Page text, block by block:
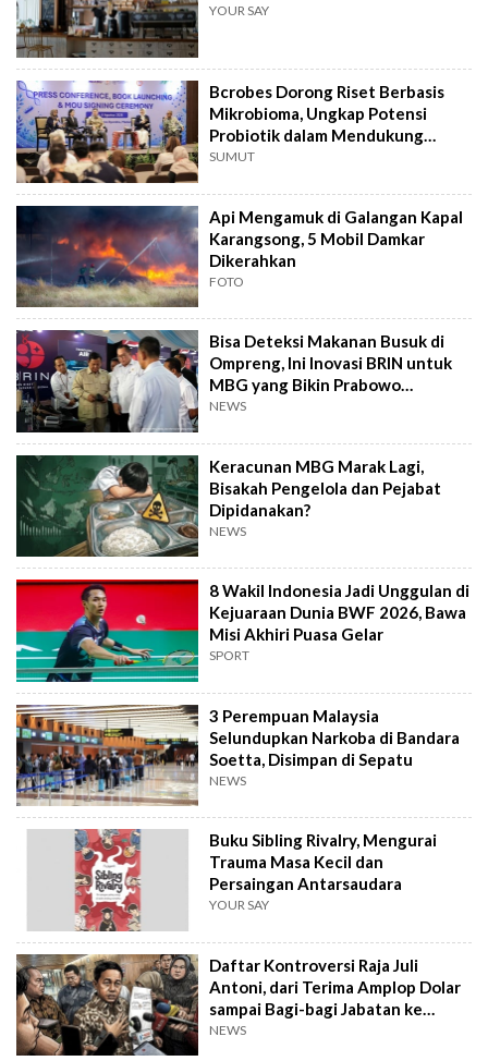
YOUR SAY
Bcrobes Dorong Riset Berbasis
Mikrobioma, Ungkap Potensi
Probiotik dalam Mendukung
Terapi Jerawat
SUMUT
Api Mengamuk di Galangan Kapal
Karangsong, 5 Mobil Damkar
Dikerahkan
FOTO
Bisa Deteksi Makanan Busuk di
Ompreng, Ini Inovasi BRIN untuk
MBG yang Bikin Prabowo
Kepincut
NEWS
Keracunan MBG Marak Lagi,
Bisakah Pengelola dan Pejabat
Dipidanakan?
NEWS
8 Wakil Indonesia Jadi Unggulan di
Kejuaraan Dunia BWF 2026, Bawa
Misi Akhiri Puasa Gelar
SPORT
3 Perempuan Malaysia
Selundupkan Narkoba di Bandara
Soetta, Disimpan di Sepatu
NEWS
Buku Sibling Rivalry, Mengurai
Trauma Masa Kecil dan
Persaingan Antarsaudara
YOUR SAY
Daftar Kontroversi Raja Juli
Antoni, dari Terima Amplop Dolar
sampai Bagi-bagi Jabatan ke
Kader PSI
NEWS